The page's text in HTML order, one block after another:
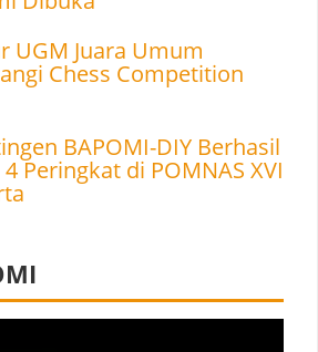
UGM Juara Umum
Chess Competition
BAPOMI-DIY Berhasil
Peringkat di POMNAS XVI